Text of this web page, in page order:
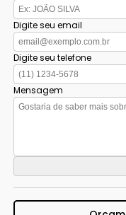
Digite seu email
Digite seu telefone
Mensagem